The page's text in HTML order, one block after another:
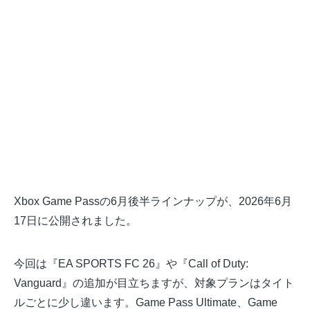
Xbox Game Passの6月後半ラインナップが、2026年6月
17日に公開されました。
今回は『EA SPORTS FC 26』や『Call of Duty:
Vanguard』の追加が目立ちますが、対象プランはタイト
ルごとに少し違います。Game Pass Ultimate、Game